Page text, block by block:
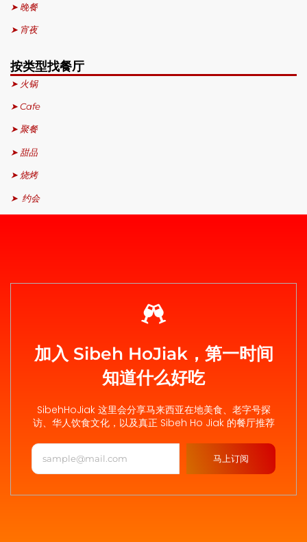
➤ 晚餐
➤ 宵夜
按类型找餐厅
➤ 火锅
➤ Cafe
➤ 聚餐
➤ 甜品
➤ 烧烤
➤ 约会
加入 Sibeh HoJiak，第一时间
知道什么好吃
SibehHoJiak 这里会分享马来西亚在地美食、老字号探
访、华人饮食文化，以及真正 Sibeh Ho Jiak 的餐厅推荐
马上订阅